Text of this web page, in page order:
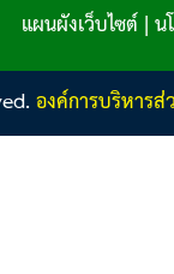
แผนผังเว็บไซต์|น
องค์การบริหาร